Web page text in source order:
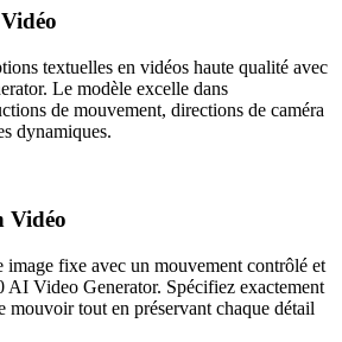
textuelles en vidéos haute qualité avec
Le modèle excelle dans
de mouvement, directions de caméra
dynamiques.
Vidéo
fixe avec un mouvement contrôlé et
AI Video Generator. Spécifiez exactement
mouvoir tout en préservant chaque détail